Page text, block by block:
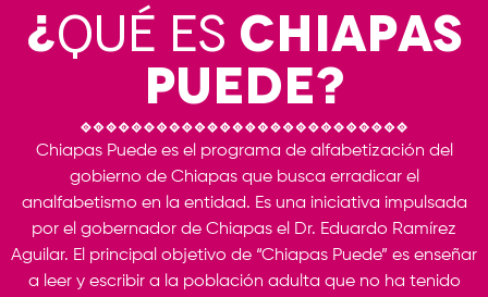
¿QUÉ ES CHIAPAS
PUEDE?
Chiapas Puede es el programa de alfabetización del
gobierno de Chiapas que busca erradicar el
analfabetismo en la entidad. Es una iniciativa impulsada
por el gobernador de Chiapas el Dr. Eduardo Ramírez
Aguilar. El principal objetivo de “Chiapas Puede” es enseñar
a leer y escribir a la población adulta que no ha tenido